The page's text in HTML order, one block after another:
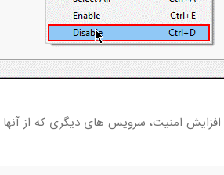
امنیت، سرویس های دیگری که از آنها